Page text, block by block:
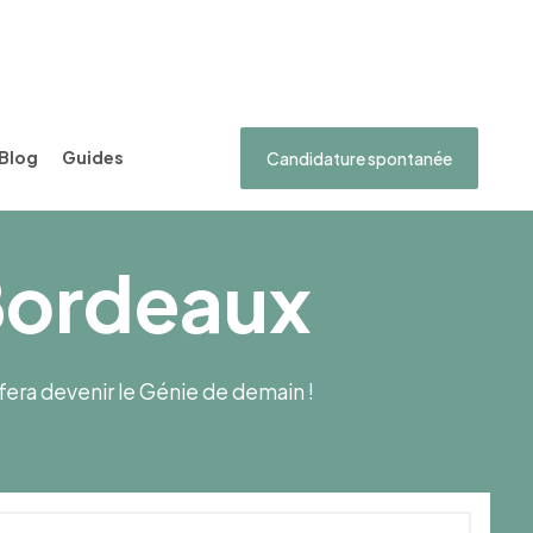
Blog Guides Candidature spontanée
devenir le Génie de demain !